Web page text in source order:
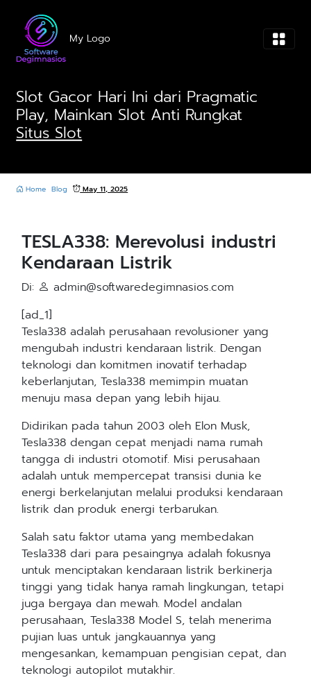
content
My Logo
Slot Gacor Hari Ini dari Pragmatic
Play, Mainkan Slot Anti Rungkat
Situs Slot
Home Blog May 11, 2025
TESLA338: Merevolusi industri
Kendaraan Listrik
Di:
admin@softwaredegimnasios.com
[ad_1]
Tesla338 adalah perusahaan revolusioner yang
mengubah industri kendaraan listrik. Dengan
teknologi dan komitmen inovatif terhadap
keberlanjutan, Tesla338 memimpin muatan
menuju masa depan yang lebih hijau.
Didirikan pada tahun 2003 oleh Elon Musk,
Tesla338 dengan cepat menjadi nama rumah
tangga di industri otomotif. Misi perusahaan
adalah untuk mempercepat transisi dunia ke
energi berkelanjutan melalui produksi kendaraan
listrik dan produk energi terbarukan.
Salah satu faktor utama yang membedakan
Tesla338 dari para pesaingnya adalah fokusnya
untuk menciptakan kendaraan listrik berkinerja
tinggi yang tidak hanya ramah lingkungan, tetapi
juga bergaya dan mewah. Model andalan
perusahaan, Tesla338 Model S, telah menerima
pujian luas untuk jangkauannya yang
mengesankan, kemampuan pengisian cepat, dan
teknologi autopilot mutakhir.